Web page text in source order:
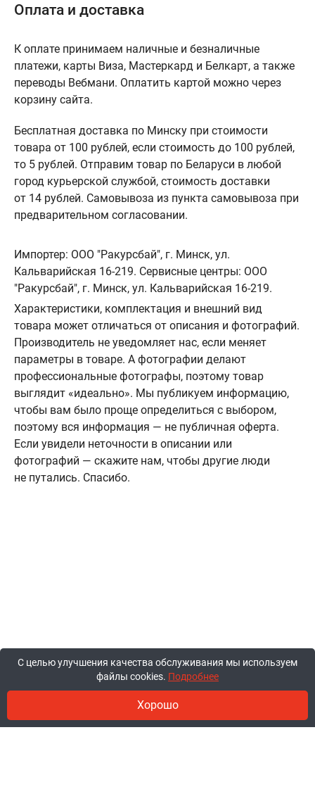
Оплата и доставка
К оплате принимаем наличные и безналичные
платежи, карты Виза, Мастеркард и Белкарт, а также
переводы Вебмани. Оплатить картой можно через
корзину сайта.
Бесплатная доставка по Минску при стоимости
товара от 100 рублей, если стоимость до 100 рублей,
то 5 рублей. Отправим товар по Беларуси в любой
город курьерской службой, стоимость доставки
от 14 рублей. Самовывоза из пункта самовывоза при
предварительном согласовании.
Импортер: ООО "Ракурсбай", г. Минск, ул.
Кальварийская 16-219. Сервисные центры: ООО
"Ракурсбай", г. Минск, ул. Кальварийская 16-219.
Характеристики, комплектация и внешний вид
товара может отличаться от описания и фотографий.
Производитель не уведомляет нас, если меняет
параметры в товаре. А фотографии делают
профессиональные фотографы, поэтому товар
выглядит «идеально». Мы публикуем информацию,
чтобы вам было проще определиться с выбором,
поэтому вся информация — не публичная оферта.
Если увидели неточности в описании или
фотографий — скажите нам, чтобы другие люди
не путались. Спасибо.
С целью улучшения качества обслуживания мы используем
файлы cookies. Подробнее
Хорошо